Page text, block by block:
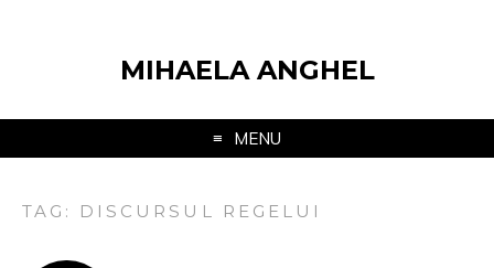
MIHAELA ANGHEL
MENU
TAG: DISCURSUL REGELUI